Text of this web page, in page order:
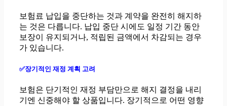
보험료 납입을 중단하는 것과 계약을 완전히 해지하
는 것은 다릅니다. 납입 중단 시에도 일정 기간 동안
보장이 유지되거나, 적립된 금액에서 차감되는 경우
가 있습니다.
✅장기적인 재정 계획 고려
보험은 단기적인 재정 부담만으로 해지 결정을 내리
기엔 신중해야 할 상품입니다. 장기적으로 어떤 영향